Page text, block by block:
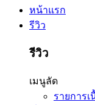
หน้าแรก
รีวิว
รีวิว
เมนูลัด
รายการ